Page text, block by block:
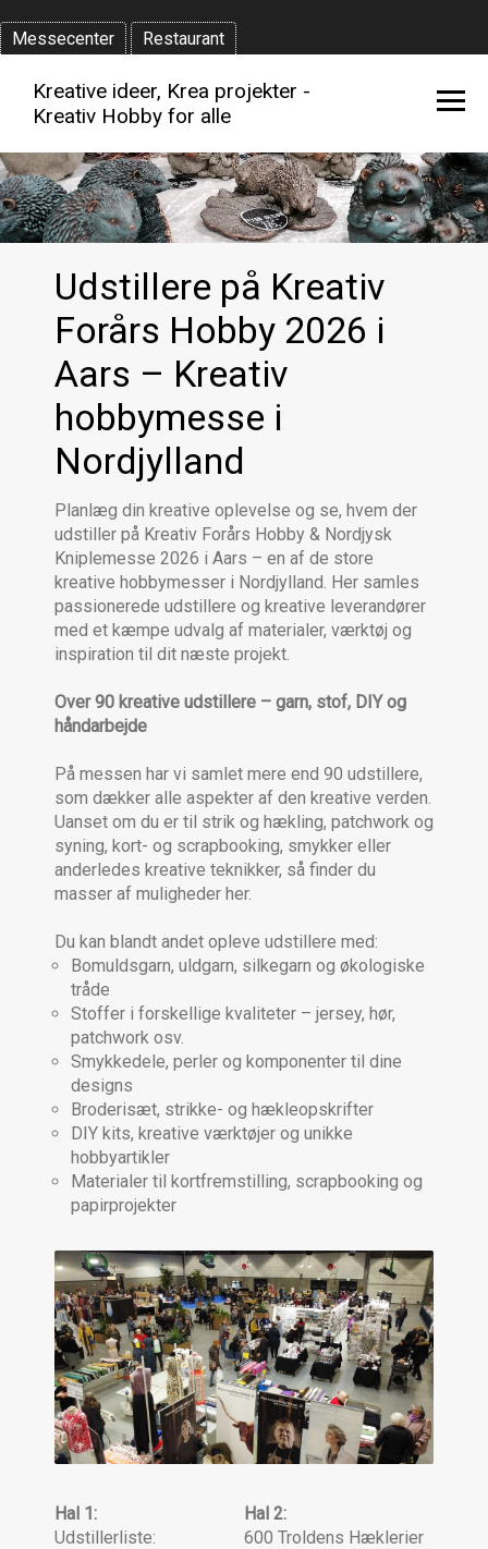
Messecenter Restaurant
Kreative ideer, Krea projekter -
Kreativ Hobby for alle
Udstillere på Kreativ
Forårs Hobby 2026 i
Aars – Kreativ
hobbymesse i
Nordjylland
Planlæg din kreative oplevelse og se, hvem der
udstiller på Kreativ Forårs Hobby & Nordjysk
Kniplemesse 2026 i Aars – en af de store
kreative hobbymesser i Nordjylland. Her samles
passionerede udstillere og kreative leverandører
med et kæmpe udvalg af materialer, værktøj og
inspiration til dit næste projekt.
Over 90 kreative udstillere – garn, stof, DIY og
håndarbejde
På messen har vi samlet mere end 90 udstillere,
som dækker alle aspekter af den kreative verden.
Uanset om du er til strik og hækling, patchwork og
syning, kort- og scrapbooking, smykker eller
anderledes kreative teknikker, så finder du
masser af muligheder her.
Du kan blandt andet opleve udstillere med:
Bomuldsgarn, uldgarn, silkegarn og økologiske
tråde
Stoffer i forskellige kvaliteter – jersey, hør,
patchwork osv.
Smykkedele, perler og komponenter til dine
designs
Broderisæt, strikke- og hækleopskrifter
DIY kits, kreative værktøjer og unikke
hobbyartikler
Materialer til kortfremstilling, scrapbooking og
papirprojekter
Hal 1:
Udstillerliste:
Hal 2:
600 Troldens Hæklerier